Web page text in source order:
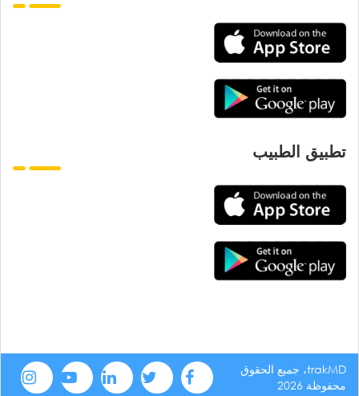
تطبيق الطبيب
trakMD، جميع الحقوق
محفوظة 2026